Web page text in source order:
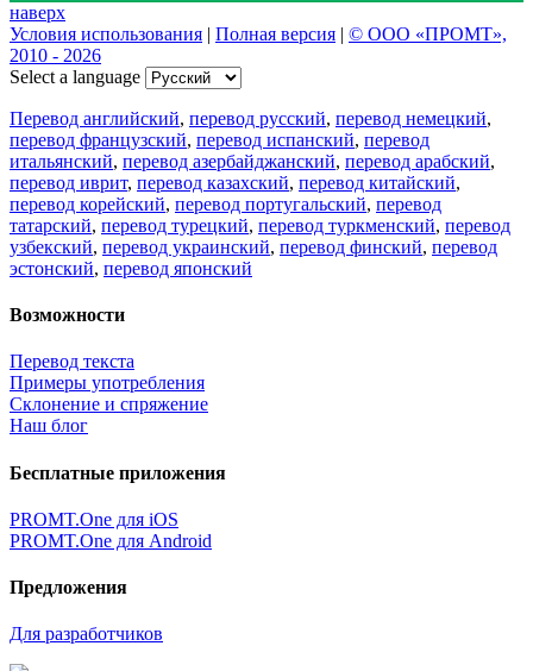
наверх
Условия использования | Полная версия | © ООО «ПРОМТ»,
2010 - 2026
Select a language
Перевод английский, перевод русский, перевод немецкий,
перевод французский, перевод испанский, перевод
итальянский, перевод азербайджанский, перевод арабский,
перевод иврит, перевод казахский, перевод китайский,
перевод корейский, перевод португальский, перевод
татарский, перевод турецкий, перевод туркменский, перевод
узбекский, перевод украинский, перевод финский, перевод
эстонский, перевод японский
Возможности
Перевод текста
Примеры употребления
Склонение и спряжение
Наш блог
Бесплатные приложения
PROMT.One для iOS
PROMT.One для Android
Предложения
Для разработчиков